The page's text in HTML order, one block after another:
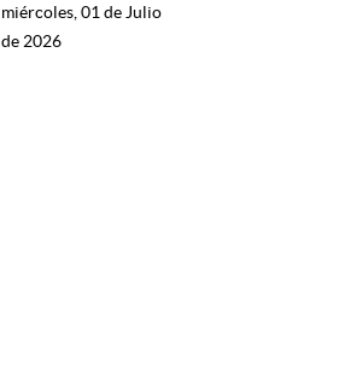
miércoles, 01 de Julio
de 2026